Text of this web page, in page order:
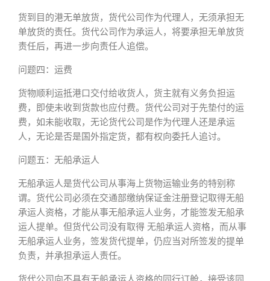
货到目的港无单放货，货代公司作为代理人，无须承担无
单放货的责任。货代公司作为承运人，将要承担无单放货
责任后，再进一步向责任人追偿。
问题四：运费
货物顺利运抵港口交付给收货人，货主就有义务负担运
费，即使未收到货款也应付费。货代公司对于先垫付的运
费，如未能收取，无论货代公司是作为代理人还是承运
人，无论是否是国外指定货，都有权向委托人追讨。
问题五：无船承运人
无船承运人是货代公司从事海上货物运输业务的特别称
谓。货代公司必须在交通部缴纳保证金注册登记取得无船
承运人资格，才能从事无船承运人业务，才能签发无船承
运人提单。但货代公司没有取得 无船承运人资格，而从事
无船承运人业务，签发货代提单，仍应当对所签发的提单
负责，并承担承运人责任。